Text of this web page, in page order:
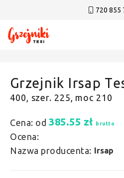
720 855
Grzejnik Irsap
400, szer. 225, moc 210
Cena: od 385.55 zł brutto
Ocena:
Nazwa producenta: Irsap